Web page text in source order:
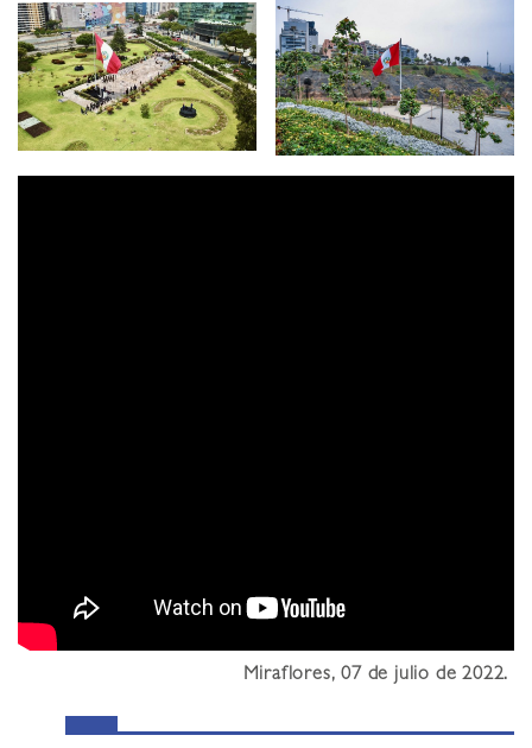
Miraflores, 07 de julio de 2022.